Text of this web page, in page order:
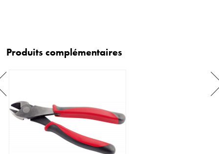
Produits complémentaires